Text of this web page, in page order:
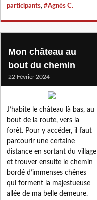
participants, #Agnès C.
Mon château au
bout du chemin
22 Février 2024
J’habite le château là bas, au
bout de la route, vers la
forêt. Pour y accéder, il faut
parcourir une certaine
distance en sortant du village
et trouver ensuite le chemin
bordé d’immenses chênes
qui forment la majestueuse
allée de ma belle demeure.